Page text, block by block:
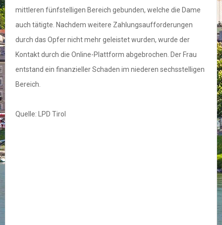
mittleren fünfstelligen Bereich gebunden, welche die Dame
auch tätigte. Nachdem weitere Zahlungsaufforderungen
durch das Opfer nicht mehr geleistet wurden, wurde der
Kontakt durch die Online-Plattform abgebrochen. Der Frau
entstand ein finanzieller Schaden im niederen sechsstelligen
Bereich.
Quelle: LPD Tirol